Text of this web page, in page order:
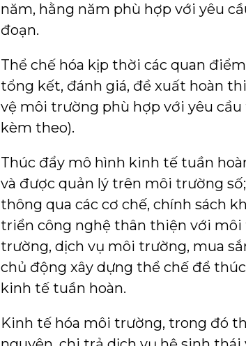
năm, hằng năm phù hợp với yêu
đoạn.
Thể chế hóa kịp thời các quan
tổng kết, đánh giá, đề xuất hoàn
vệ môi trường phù hợp với yêu
kèm theo).
Thúc đẩy mô hình kinh tế tuần
và được quản lý trên môi trường
thông qua các cơ chế, chính sách
triển công nghệ thân thiện với
trường, dịch vụ môi trường, mua
chủ động xây dựng thể chế để
kinh tế tuần hoàn.
Kinh tế hóa môi trường, trong đó